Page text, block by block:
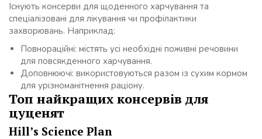
Існують консерви для щоденного харчування та
спеціалізовані для лікування чи профілактики
захворювань. Наприклад:
Повнораційні: містять усі необхідні поживні речовини
для повсякденного харчування.
Доповнюючі: використовуються разом із сухим кормом
для урізноманітнення раціону.
Топ найкращих консервів для
цуценят
Hill’s Science Plan